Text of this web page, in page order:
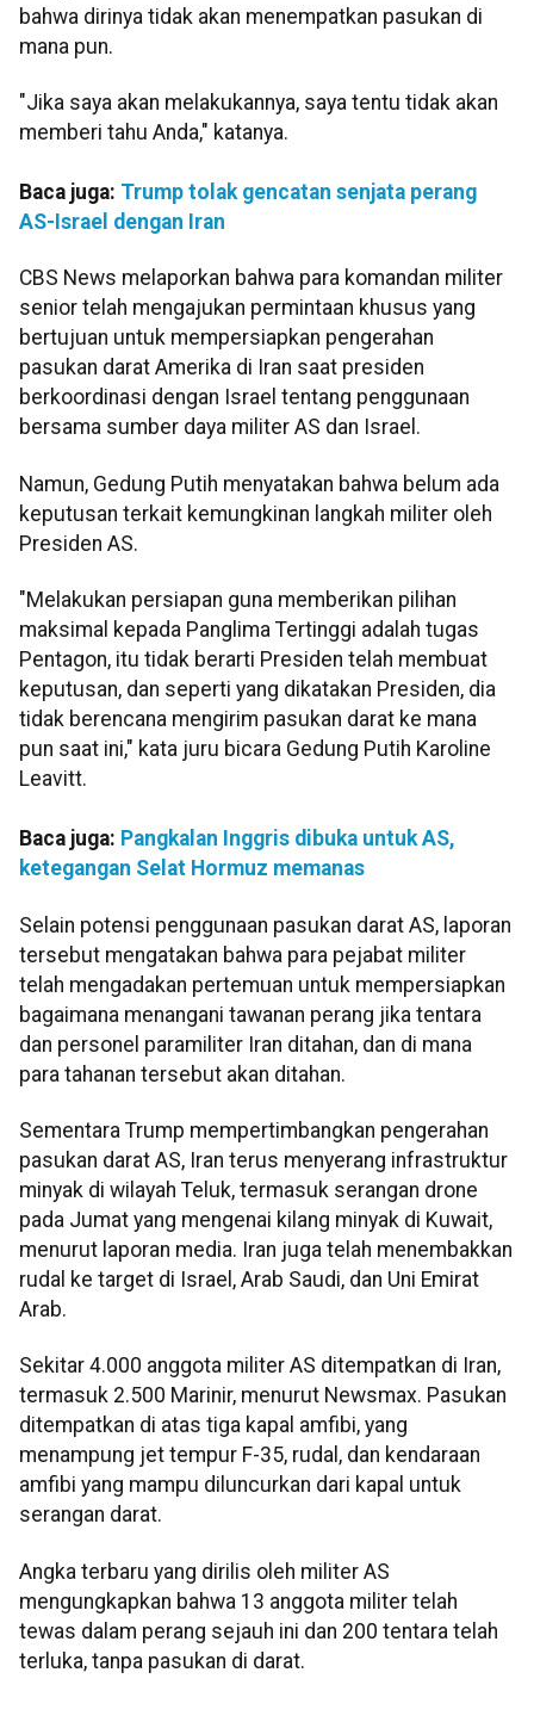
bahwa dirinya tidak akan menempatkan pasukan di
mana pun.
"Jika saya akan melakukannya, saya tentu tidak akan
memberi tahu Anda," katanya.
Baca juga: Trump tolak gencatan senjata perang
AS-Israel dengan Iran
CBS News melaporkan bahwa para komandan militer
senior telah mengajukan permintaan khusus yang
bertujuan untuk mempersiapkan pengerahan
pasukan darat Amerika di Iran saat presiden
berkoordinasi dengan Israel tentang penggunaan
bersama sumber daya militer AS dan Israel.
Namun, Gedung Putih menyatakan bahwa belum ada
keputusan terkait kemungkinan langkah militer oleh
Presiden AS.
"Melakukan persiapan guna memberikan pilihan
maksimal kepada Panglima Tertinggi adalah tugas
Pentagon, itu tidak berarti Presiden telah membuat
keputusan, dan seperti yang dikatakan Presiden, dia
tidak berencana mengirim pasukan darat ke mana
pun saat ini," kata juru bicara Gedung Putih Karoline
Leavitt.
Baca juga: Pangkalan Inggris dibuka untuk AS,
ketegangan Selat Hormuz memanas
Selain potensi penggunaan pasukan darat AS, laporan
tersebut mengatakan bahwa para pejabat militer
telah mengadakan pertemuan untuk mempersiapkan
bagaimana menangani tawanan perang jika tentara
dan personel paramiliter Iran ditahan, dan di mana
para tahanan tersebut akan ditahan.
Sementara Trump mempertimbangkan pengerahan
pasukan darat AS, Iran terus menyerang infrastruktur
minyak di wilayah Teluk, termasuk serangan drone
pada Jumat yang mengenai kilang minyak di Kuwait,
menurut laporan media. Iran juga telah menembakkan
rudal ke target di Israel, Arab Saudi, dan Uni Emirat
Arab.
Sekitar 4.000 anggota militer AS ditempatkan di Iran,
termasuk 2.500 Marinir, menurut Newsmax. Pasukan
ditempatkan di atas tiga kapal amfibi, yang
menampung jet tempur F-35, rudal, dan kendaraan
amfibi yang mampu diluncurkan dari kapal untuk
serangan darat.
Angka terbaru yang dirilis oleh militer AS
mengungkapkan bahwa 13 anggota militer telah
tewas dalam perang sejauh ini dan 200 tentara telah
terluka, tanpa pasukan di darat.